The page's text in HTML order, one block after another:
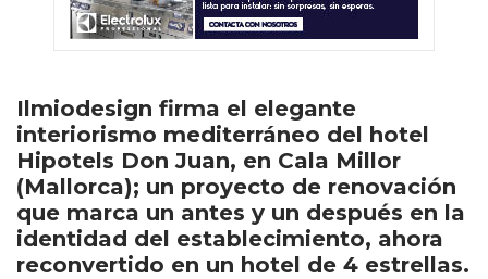
Ilmiodesign firma el elegante
interiorismo mediterráneo del hotel
Hipotels Don Juan, en Cala Millor
(Mallorca); un proyecto de renovación
que marca un antes y un después en la
identidad del establecimiento, ahora
reconvertido en un hotel de 4 estrellas.